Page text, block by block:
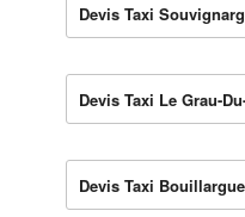
Devis Taxi
Devis Taxi Le Grau-
Devis Taxi